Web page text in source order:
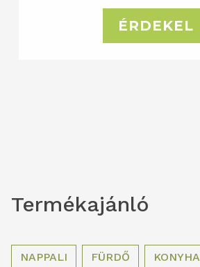
ÉRDEKEL
Termékajánló
NAPPALI FÜRDŐ KONYHA